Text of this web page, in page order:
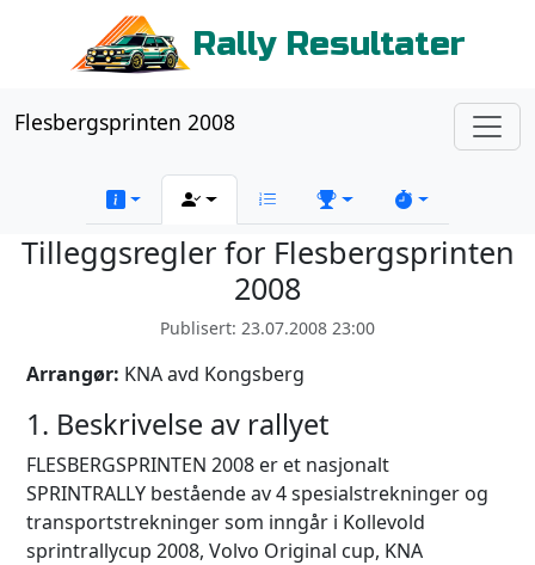
Rally Resultater
Flesbergsprinten 2008
Tilleggsregler for Flesbergsprinten
2008
Publisert: 23.07.2008 23:00
Arrangør: KNA avd Kongsberg
1. Beskrivelse av rallyet
FLESBERGSPRINTEN 2008 er et nasjonalt
SPRINTRALLY bestående av 4 spesialstrekninger og
transportstrekninger som inngår i Kollevold
sprintrallycup 2008, Volvo Original cup, KNA